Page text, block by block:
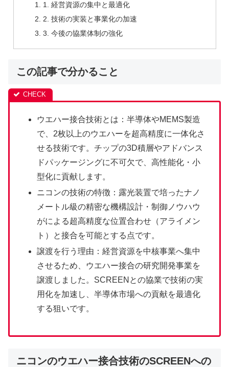
1. 経営資源の集中と最適化
2. 技術の実装と事業化の加速
3. 今後の協業体制の強化
この記事で分かること
ウエハー接合技術とは：半導体やMEMS製造
で、2枚以上のウエハーを超高精度に一体化さ
せる技術です。チップの3D積層やアドバンス
ドパッケージングに不可欠で、高性能化・小
型化に貢献します。
ニコンの技術の特徴：露光装置で培ったナノ
メートル級の精密な機構設計・制御ノウハウ
がによる超高精度な位置合わせ（アライメン
ト）と接合を可能とする点です。
譲渡を行う理由：経営資源を中核事業へ集中
させるため、ウエハー接合の研究開発事業を
譲渡しました。SCREENとの協業で技術の実
用化を加速し、半導体市場への貢献を最適化
する狙いです。
ニコンのウエハー接合技術のSCREENへの